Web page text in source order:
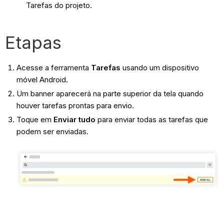
Tarefas do projeto.
Etapas
Acesse a ferramenta Tarefas usando um dispositivo
móvel Android.
Um banner aparecerá na parte superior da tela quando
houver tarefas prontas para envio.
Toque em Enviar tudo para enviar todas as tarefas que
podem ser enviadas.